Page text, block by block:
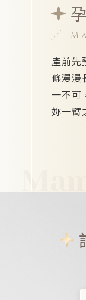
產前先
條漫漫
一不可
妳一臂